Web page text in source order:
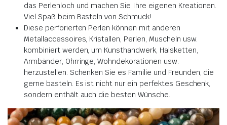
das Perlenloch und machen Sie Ihre eigenen Kreationen.
Viel Spaß beim Basteln von Schmuck!
Diese perforierten Perlen können mit anderen
Metallaccessoires, Kristallen, Perlen, Muscheln usw.
kombiniert werden, um Kunsthandwerk, Halsketten,
Armbänder, Ohrringe, Wohndekorationen usw.
herzustellen. Schenken Sie es Familie und Freunden, die
gerne basteln. Es ist nicht nur ein perfektes Geschenk,
sondern enthält auch die besten Wünsche.